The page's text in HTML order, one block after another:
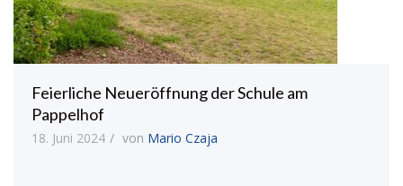
Feierliche Neueröffnung der Schule am
Pappelhof
18. Juni 2024 von Mario Czaja